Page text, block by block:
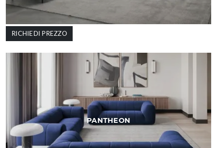
RICHIEDI PREZZO
PANTHEON